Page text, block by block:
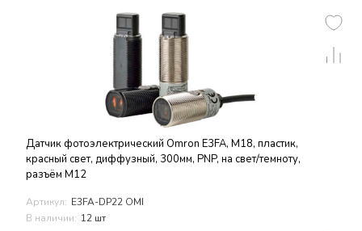
Датчик фотоэлектрический Omron E3FA, M18, пластик,
красный свет, диффузный, 300мм, PNP, на свет/темноту,
разъём M12
Артикул: E3FA-DP22 OMI
В наличии: 12 шт